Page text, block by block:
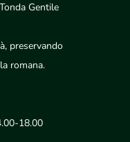
Gentile
preservando
romana.
18.00